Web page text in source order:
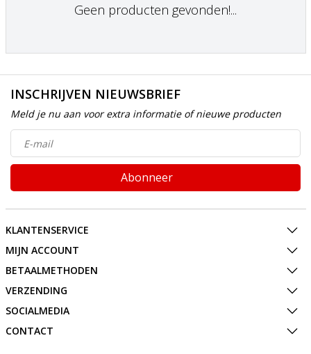
Geen producten gevonden!...
INSCHRIJVEN NIEUWSBRIEF
Meld je nu aan voor extra informatie of nieuwe producten
Abonneer
KLANTENSERVICE
MIJN ACCOUNT
BETAALMETHODEN
VERZENDING
SOCIALMEDIA
CONTACT